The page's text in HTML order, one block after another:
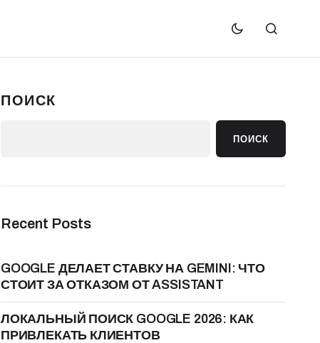
ПОИСК
ПОИСК
Recent Posts
GOOGLE ДЕЛАЕТ СТАВКУ НА GEMINI: ЧТО
СТОИТ ЗА ОТКАЗОМ ОТ ASSISTANT
ЛОКАЛЬНЫЙ ПОИСК GOOGLE 2026: КАК
ПРИВЛЕКАТЬ КЛИЕНТОВ